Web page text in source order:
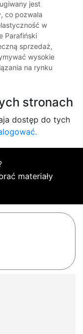
jest
co pozwala
w
Parafiński
sprzedaż,
wysokie
na rynku
stronach
dostęp do tych
materiały